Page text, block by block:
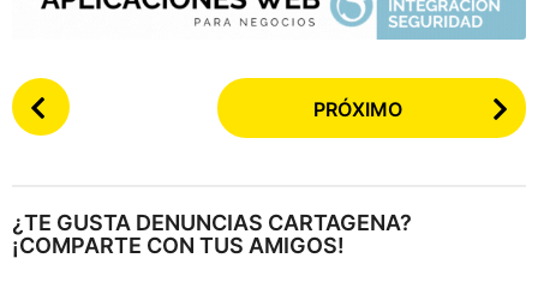
P
o
e
a
PRÓXIMO
¿TE GUSTA DENUNCIAS CARTAGENA?
¡COMPARTE CON TUS AMIGOS!